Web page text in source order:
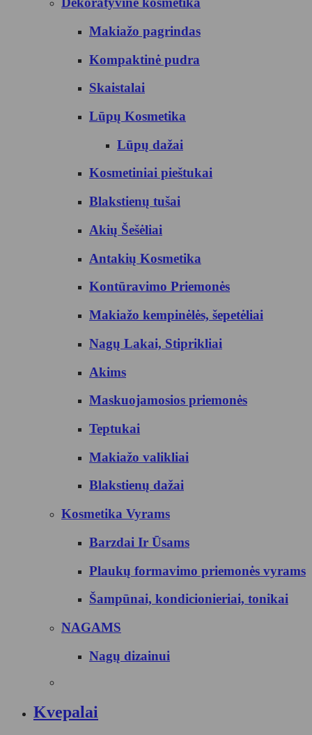
Makiažo pagrindas
Kompaktinė pudra
Skaistalai
Lūpų Kosmetika
Lūpų dažai
Kosmetiniai pieštukai
Blakstienų tušai
Akių Šešėliai
Antakių Kosmetika
Kontūravimo Priemonės
Makiažo kempinėlės, šepetėliai
Nagų Lakai, Stiprikliai
Akims
Maskuojamosios priemonės
Teptukai
Makiažo valikliai
Blakstienų dažai
Kosmetika Vyrams
Barzdai Ir Ūsams
Plaukų formavimo priemonės vyrams
Šampūnai, kondicionieriai, tonikai
NAGAMS
Nagų dizainui
Kvepalai